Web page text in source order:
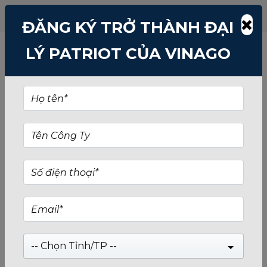
ĐĂNG KÝ TRỞ THÀNH ĐẠI
LÝ PATRIOT CỦA VINAGO
-- Chọn Tỉnh/TP --